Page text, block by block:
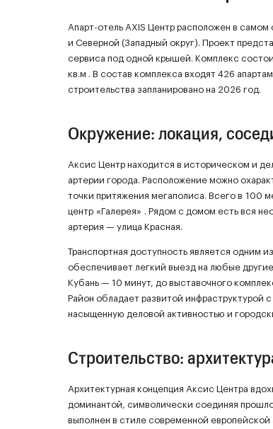
Апарт-отель AXIS Центр расположен в
и Северной (Западный округ). Проект
сервиса под одной крышей. Комплекс
кв.м . В состав комплекса входят 426
строительства запланировано на 2026 год.
Окружение: локация,
Аксис Центр находится в историческом и
артерии города. Расположение можно
точки притяжения мегаполиса. Всего в 100
центр «Галерея» . Рядом с домом есть вся
артерия — улица Красная.
Транспортная доступность является одним
обеспечивает легкий выезд на любые
Кубань — 10 минут, до выставочного
Район обладает развитой инфраструктурой
насыщенную деловой активностью и
Строительство:
Архитектурная концепция Аксис Центра
доминантой, символически соединяя
выполнен в стиле современной